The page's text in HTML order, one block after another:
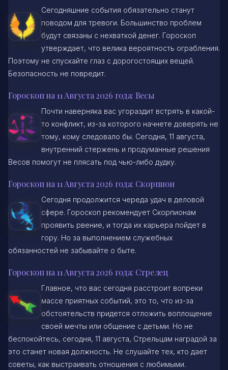
Сегодняшние события обязательно станут
поводом для тревоги. Большинство проблем
будут связаны с нехваткой денег. Гороскоп
утверждает, что велика вероятность ограбления.
Поэтому не спускайте глаз с дорогостоящих вещей.
Безопасность не повредит.
Гороскоп на 11 Августа 2026 года: Весы
Почти наверняка вас угораздит встрять в какой-
то конфликт, из-за которого начнете доверять не
тому, кому следовало бы. Сегодня, 11 августа,
внутренний стержень и продуманные решения
Весов помогут не плясать под чью-либо дудку.
Гороскоп на 11 Августа 2026 года: Скорпион
Сегодня продолжится череда удач в деловой
сфере. Гороскоп рекомендует Скорпионам
проявить рвение, и тогда их карьера пойдет в
гору. Но за выполнением служебных
обязанностей не забывайте о быте.
Гороскоп на 11 Августа 2026 года: Стрелец
Главное, что вас сегодня расстроит вопреки
массе приятных событий, это то, что из-за
обстоятельств придется отложить воплощение
своей мечты или общение с детьми. Но не
беспокойтесь, сегодня, 11 августа, Стрельцам наградой за
это станет новая должность. Не слушайте тех, кто дает
советы, как выстраивать отношения с любимыми.